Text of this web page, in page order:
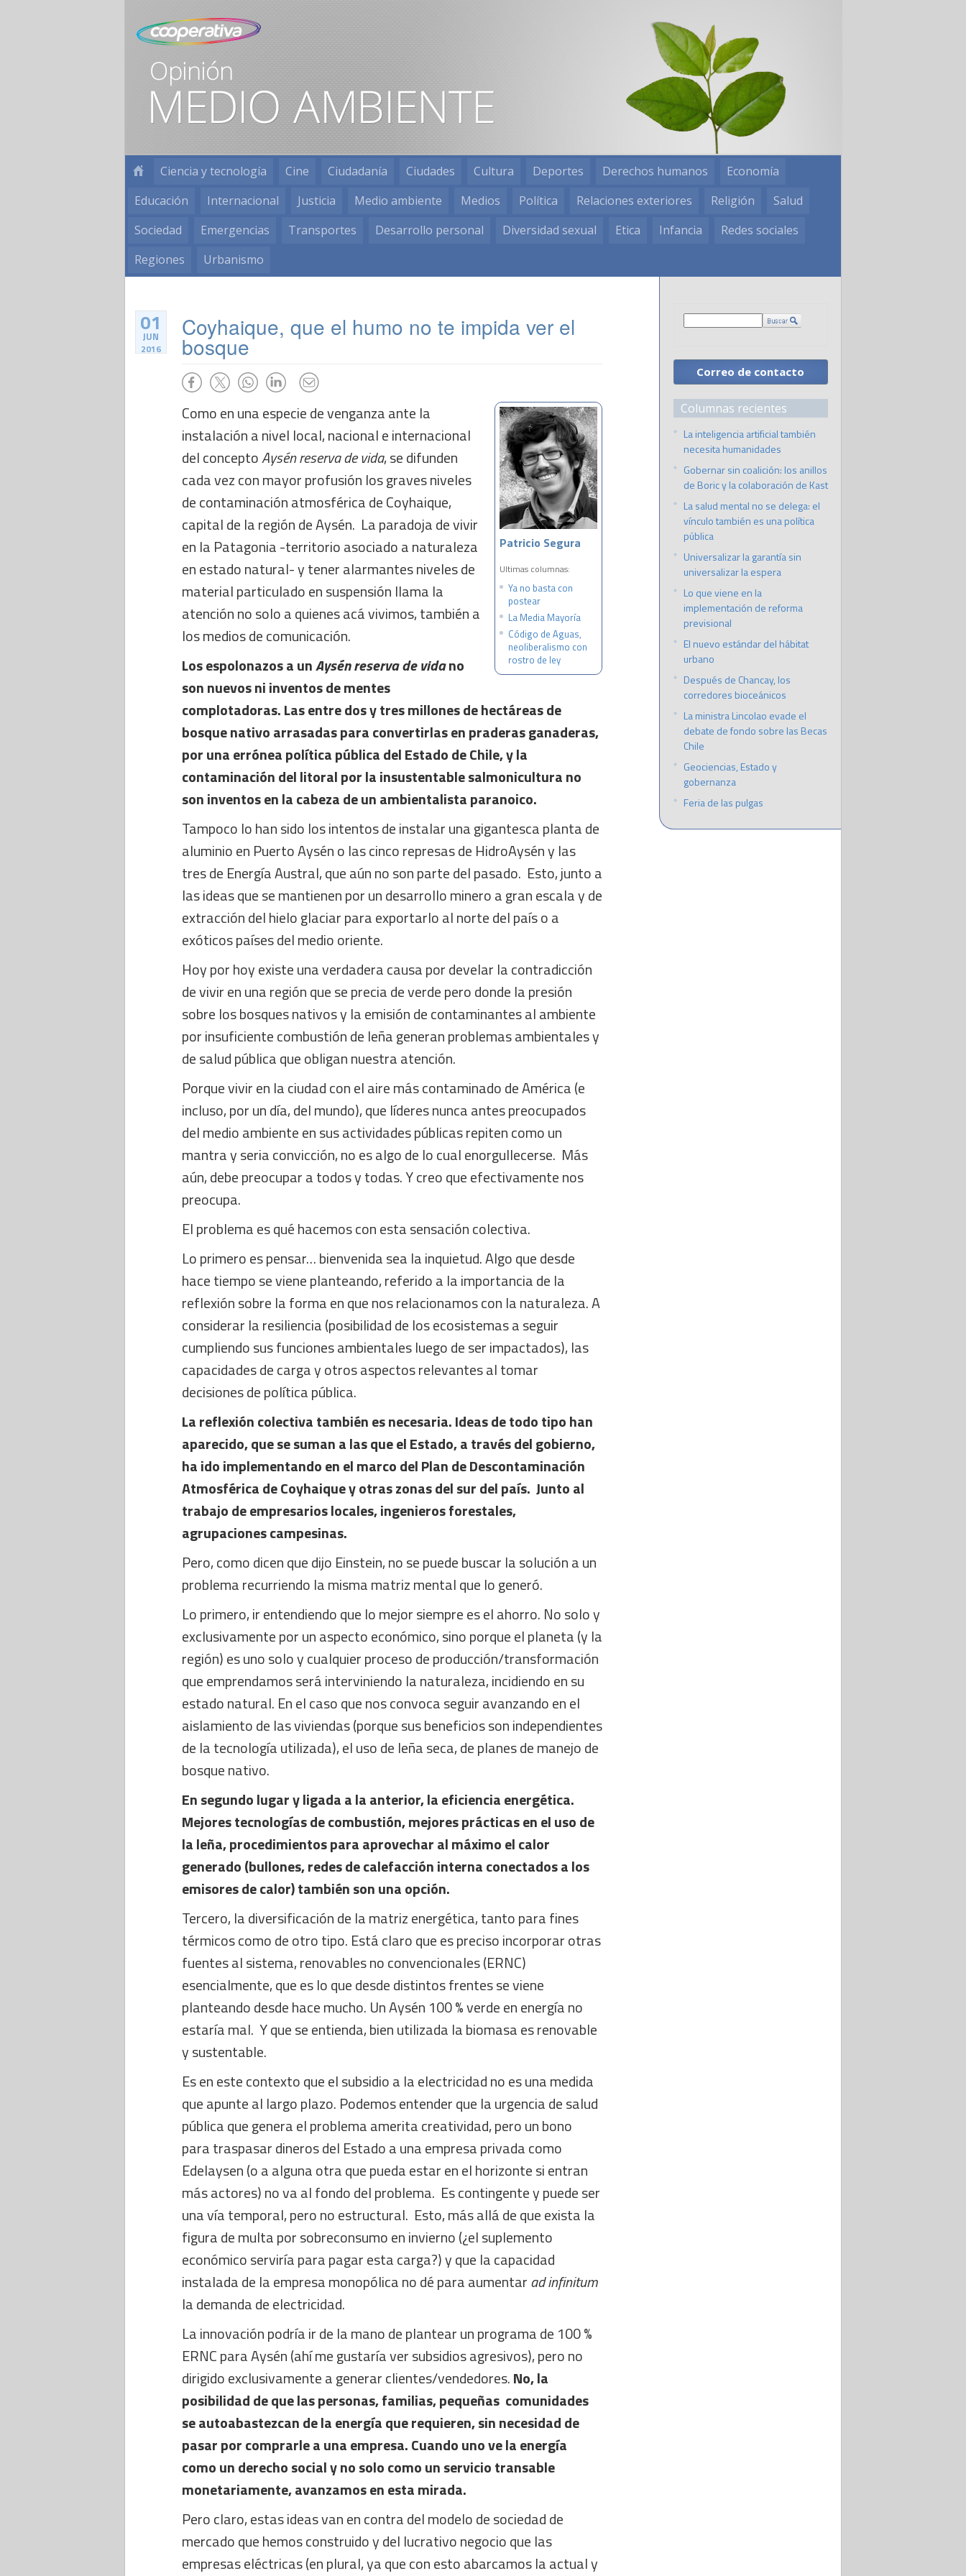
Ciencia y tecnología Cine Ciudadanía Ciudades Cultura Deportes Derechos humanos
Economía
Educación
Internacional Justicia Medio ambiente Medios Política Relaciones exteriores Religión
Salud
Sociedad
Emergencias Transportes Desarrollo personal Diversidad sexual Etica Infancia
Redes sociales
Regiones
Urbanismo
01
JUN
2016
Coyhaique, que el humo no te impida ver el
bosque
Patricio Segura
Ultimas columnas:
Ya no basta con
postear
La Media Mayoría
Código de Aguas,
neoliberalismo con
rostro de ley
Como en una especie de venganza ante la
instalación a nivel local, nacional e internacional
del conceptoAysén reserva de vida, se difunden
cada vez con mayor profusión los graves niveles
de contaminación atmosférica de Coyhaique,
capital de la región de Aysén. La paradoja de vivir
en la Patagonia -territorio asociado a naturaleza
en estado natural- y tener alarmantes niveles de
material particulado en suspensión llama la
atención no solo a quienes acá vivimos, también a
los medios de comunicación.
Los espolonazos a unAysén reserva de vidano
son nuevos ni inventos de mentes
complotadoras. Las entre dos y tres millones de hectáreas de
bosque nativo arrasadas para convertirlas en praderas ganaderas,
por una errónea política pública del Estado de Chile, y la
contaminación del litoral por la insustentable salmonicultura no
son inventos en la cabeza de un ambientalista paranoico.
Tampoco lo han sido los intentos de instalar una gigantesca planta de
aluminio en Puerto Aysén o las cinco represas de HidroAysén y las
tres de Energía Austral, que aún no son parte del pasado. Esto, junto a
las ideas que se mantienen por un desarrollo minero a gran escala y de
extracción del hielo glaciar para exportarlo al norte del país o a
exóticos países del medio oriente.
Hoy por hoy existe una verdadera causa por develar la contradicción
de vivir en una región que se precia de verde pero donde la presión
sobre los bosques nativos y la emisión de contaminantes al ambiente
por insuficiente combustión de leña generan problemas ambientales y
de salud pública que obligan nuestra atención.
Porque vivir en la ciudad con el aire más contaminado de América (e
incluso, por un día, del mundo), que líderes nunca antes preocupados
del medio ambiente en sus actividades públicas repiten como un
mantra y seria convicción, no es algo de lo cual enorgullecerse. Más
aún, debe preocupar a todos y todas. Y creo que efectivamente nos
preocupa.
El problema es qué hacemos con esta sensación colectiva.
Lo primero es pensar… bienvenida sea la inquietud. Algo que desde
hace tiempo se viene planteando, referido a la importancia de la
reflexión sobre la forma en que nos relacionamos con la naturaleza. A
considerar la resiliencia (posibilidad de los ecosistemas a seguir
cumpliendo sus funciones ambientales luego de ser impactados), las
capacidades de carga y otros aspectos relevantes al tomar
decisiones de política pública.
La reflexión colectiva también es necesaria. Ideas de todo tipo han
aparecido, que se suman a las que el Estado, a través del gobierno,
ha ido implementando en el marco del Plan de Descontaminación
Atmosférica de Coyhaique y otras zonas del sur del país. Junto al
trabajo de empresarios locales, ingenieros forestales,
agrupaciones campesinas.
Pero, como dicen que dijo Einstein, no se puede buscar la solución a un
problema recurriendo la misma matriz mental que lo generó.
Lo primero, ir entendiendo que lo mejor siempre es el ahorro. No solo y
exclusivamente por un aspecto económico, sino porque el planeta (y la
región) es uno solo y cualquier proceso de producción/transformación
que emprendamos será interviniendo la naturaleza, incidiendo en su
estado natural. En el caso que nos convoca seguir avanzando en el
aislamiento de las viviendas (porque sus beneficios son independientes
de la tecnología utilizada), el uso de leña seca, de planes de manejo de
bosque nativo.
En segundo lugar y ligada a la anterior, la eficiencia energética.
Mejores tecnologías de combustión, mejores prácticas en el uso de
la leña, procedimientos para aprovechar al máximo el calor
generado (bullones, redes de calefacción interna conectados a los
emisores de calor) también son una opción.
Tercero, la diversificación de la matriz energética, tanto para fines
térmicos como de otro tipo. Está claro que es preciso incorporar otras
fuentes al sistema, renovables no convencionales (ERNC)
esencialmente, que es lo que desde distintos frentes se viene
planteando desde hace mucho. Un Aysén 100 % verde en energía no
estaría mal. Y que se entienda, bien utilizada la biomasa es renovable
y sustentable.
Es en este contexto que el subsidio a la electricidad no es una medida
que apunte al largo plazo. Podemos entender que la urgencia de salud
pública que genera el problema amerita creatividad, pero un bono
para traspasar dineros del Estado a una empresa privada como
Edelaysen (o a alguna otra que pueda estar en el horizonte si entran
más actores) no va al fondo del problema. Es contingente y puede ser
una vía temporal, pero no estructural. Esto, más allá de que exista la
figura de multa por sobreconsumo en invierno (¿el suplemento
económico serviría para pagar esta carga?) y que la capacidad
instalada de la empresa monopólica no dé para aumentarad infinitum
la demanda de electricidad.
La innovación podría ir de la mano de plantear un programa de 100 %
ERNC para Aysén (ahí me gustaría ver subsidios agresivos), pero no
dirigido exclusivamente a generar clientes/vendedores.No, la
posibilidad de que las personas, familias, pequeñas comunidades
se autoabastezcan de la energía que requieren, sin necesidad de
pasar por comprarle a una empresa. Cuando uno ve la energía
como un derecho social y no solo como un servicio transable
monetariamente, avanzamos en esta mirada.
Pero claro, estas ideas van en contra del modelo de sociedad de
mercado que hemos construido y del lucrativo negocio que las
empresas eléctricas (en plural, ya que con esto abarcamos la actual y
Correo de contacto
Columnas recientes
La inteligencia artificial también
necesita humanidades
Gobernar sin coalición: los anillos
de Boric y la colaboración de Kast
La salud mental no se delega: el
vínculo también es una política
pública
Universalizar la garantía sin
universalizar la espera
Lo que viene en la
implementación de reforma
previsional
El nuevo estándar del hábitat
urbano
Después de Chancay, los
corredores bioceánicos
La ministra Lincolao evade el
debate de fondo sobre las Becas
Chile
Geociencias, Estado y
gobernanza
Feria de las pulgas